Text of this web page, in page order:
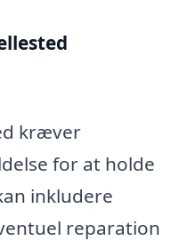
kræver
for at holde
inkludere
reparation